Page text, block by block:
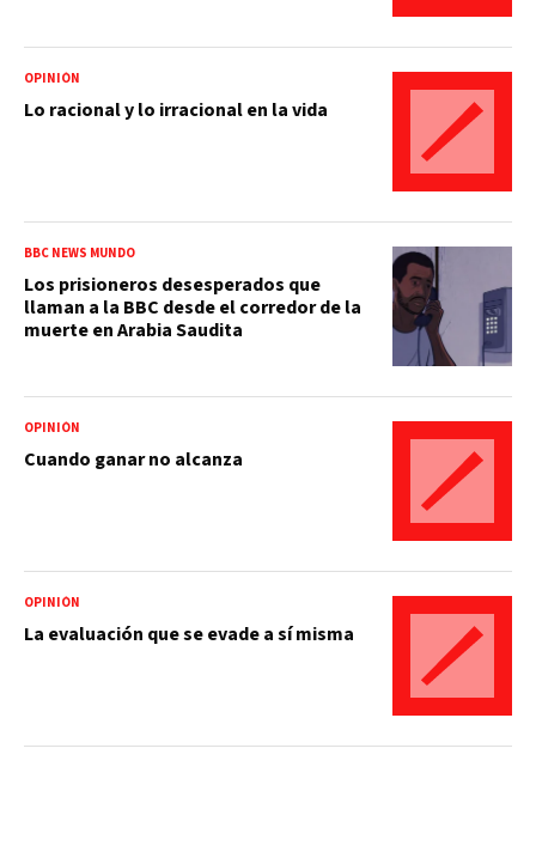
OPINIÓN
Lo racional y lo irracional en la vida
BBC NEWS MUNDO
Los prisioneros desesperados que
llaman a la BBC desde el corredor de la
muerte en Arabia Saudita
OPINIÓN
Cuando ganar no alcanza
OPINIÓN
La evaluación que se evade a sí misma